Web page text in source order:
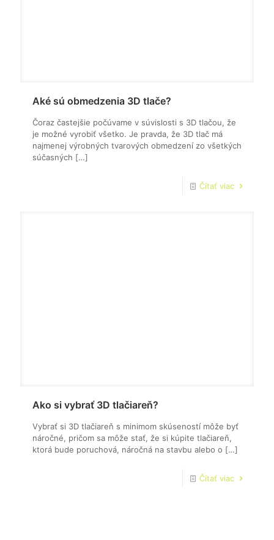
Aké sú obmedzenia 3D tlače?
Čoraz častejšie počúvame v súvislosti s 3D tlačou, že
je možné vyrobiť všetko. Je pravda, že 3D tlač má
najmenej výrobných tvarových obmedzení zo všetkých
súčasných […]
Čítať viac
Ako si vybrať 3D tlačiareň?
Vybrať si 3D tlačiareň s minimom skúseností môže byť
náročné, pričom sa môže stať, že si kúpite tlačiareň,
ktorá bude poruchová, náročná na stavbu alebo o […]
Čítať viac